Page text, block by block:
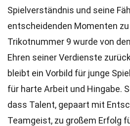
Spielverständnis und seine
entscheidenden Momenten zu
Trikotnummer 9 wurde von
Ehren seiner Verdienste
bleibt ein Vorbild für junge
für harte Arbeit und Hingabe.
dass Talent, gepaart mit
Teamgeist, zu großem Erfolg